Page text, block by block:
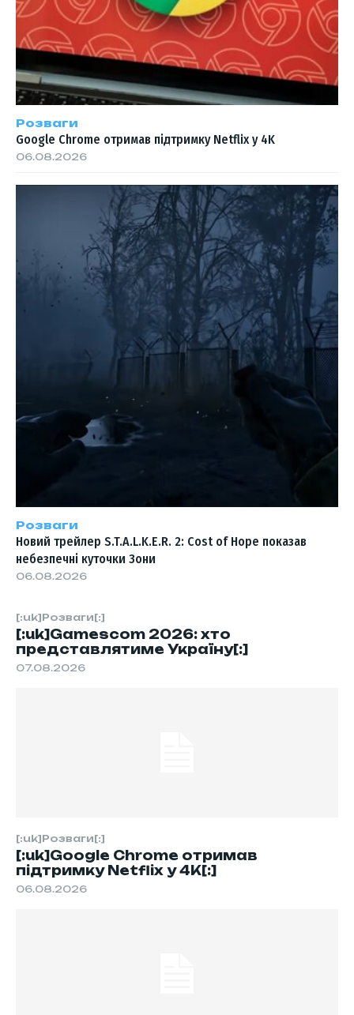
[:uk]Розваги[:]
[:uk]Gamescom 2026: хто
представлятиме Україну[:]
07.08.2026
[:uk]Розваги[:]
[:uk]Google Chrome отримав
підтримку Netflix у 4K[:]
06.08.2026
Розваги
Google Chrome отримав підтримку Netflix у 4K
06.08.2026
Розваги
Новий трейлер S.T.A.L.K.E.R. 2: Cost of Hope показав
небезпечні куточки Зони
06.08.2026